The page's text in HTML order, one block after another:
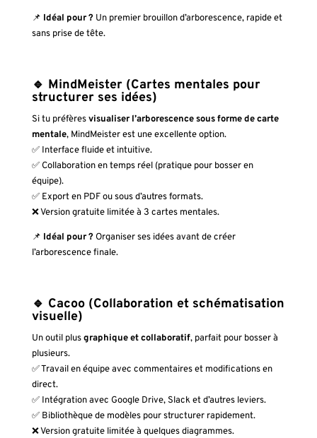
📌 Idéal pour ?Un premier brouillon d’arborescence, rapide et
sans prise de tête.
🔹 MindMeister (Cartes mentales pour
structurer ses idées)
Si tu préfèresvisualiser l’arborescence sous forme de carte
mentale, MindMeister est une excellente option.
✅ Interface fluide et intuitive.
✅ Collaboration en temps réel (pratique pour bosser en
équipe).
✅ Export en PDF ou sous d’autres formats.
❌ Version gratuite limitée à 3 cartes mentales.
📌 Idéal pour ?Organiser ses idées avant de créer
l’arborescence finale.
🔹 Cacoo (Collaboration et schématisation
visuelle)
Un outil plusgraphique et collaboratif, parfait pour bosser à
plusieurs.
✅ Travail en équipe avec commentaires et modifications en
direct.
✅ Intégration avec Google Drive, Slack et d’autres leviers.
✅ Bibliothèque de modèles pour structurer rapidement.
❌ Version gratuite limitée à quelques diagrammes.